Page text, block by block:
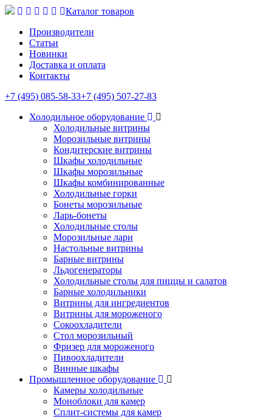
Каталог товаров
Производители
Статьи
Новинки
Доставка и оплата
Контакты
+7 (495) 085-58-33+7 (495) 507-27-83
Холодильное оборудование
Холодильные витрины
Морозильные витрины
Кондитерские витрины
Шкафы холодильные
Шкафы морозильные
Шкафы комбинированные
Холодильные горки
Бонеты морозильные
Ларь-бонеты
Холодильные столы
Морозильные лари
Настольные витрины
Барные витрины
Льдогенераторы
Холодильные столы для пиццы и салатов
Барные холодильники
Витрины для ингредиентов
Витрины для мороженого
Сокоохладители
Стол морозильный
Фризер для мороженого
Пивоохладители
Винные шкафы
Промышленное оборудование
Камеры холодильные
Моноблоки для камер
Сплит-системы для камер